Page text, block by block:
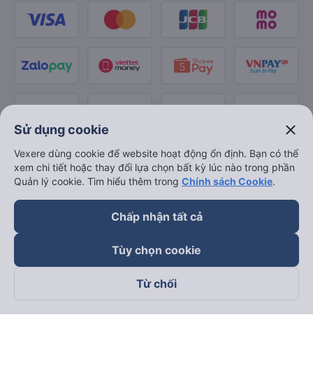
Theo dõi chúng tôi trên
Sử dụng cookie close
Vexere dùng cookie để website hoạt động ổn định. Bạn có thể
xem chi tiết hoặc thay đổi lựa chọn bất kỳ lúc nào trong phần
Quản lý cookie. Tìm hiểu thêm trong Chính sách Cookie.
Chấp nhận tất cả
Tùy chọn cookie
Từ chối